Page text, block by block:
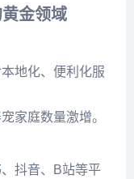
金领域
地化、便利化服
家庭数量激增。
抖音、B站等平